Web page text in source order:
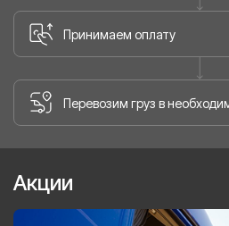
Принимаем оплату
Перевозим груз в
Акции